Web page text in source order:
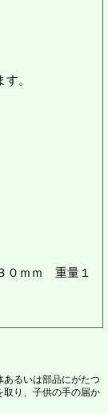
。
０ｍｍ 重量１
るいは部品にがたつ
取り、子供の手の届か